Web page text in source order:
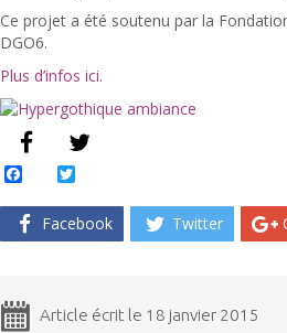
Ce projet a été soutenu par la
DGO6.
Plus d’infos ici.
Facebook
Facebook Twitter
Article écrit le 18 janvier 2015